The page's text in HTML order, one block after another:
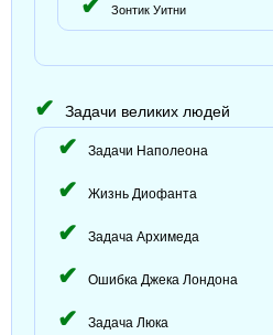
Зонтик Уитни
Задачи великих людей
Задачи Наполеона
Жизнь Диофанта
Задача Архимеда
Ошибка Джека Лондона
Задача Люка